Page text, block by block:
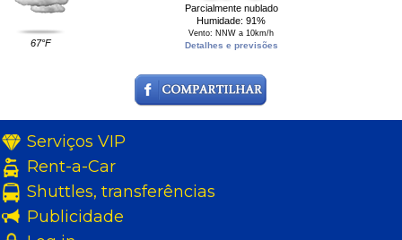
67°F
Parcialmente nublado
Humidade: 91%
Vento: NNW a 10km/h
Detalhes e previsões
Serviços VIP
Rent-a-Car
Shuttles, transferências
Publicidade